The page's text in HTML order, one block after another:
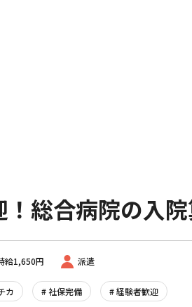
総合病院の入
給1,650円 派遣
カ # 社保完備 # 経験者歓迎